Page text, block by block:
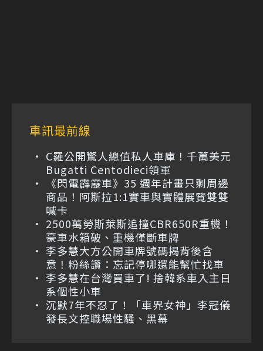
車訊最前線
C羅公開驚人總值私人車庫！千萬美元
Bugatti Centodieci領軍
《閃電霹靂車》35 週年計畫只剩周邊
商品！阿斯拉1:1實車與實體展覽雙雙
喊卡
2500萬勞斯萊斯追撞CBR650R重機！
豪車水箱破、重機僅斷車牌
李多慧大方公開車牌號碼揭背後含
意！粉絲讚：忘記停哪還能幫忙找車
李多慧在台灣買車了! 捨韓系車入主日
系個性小車
沉默7年不忍了！「車界女神」李冠儀
發長文控職場性騷、黑幕